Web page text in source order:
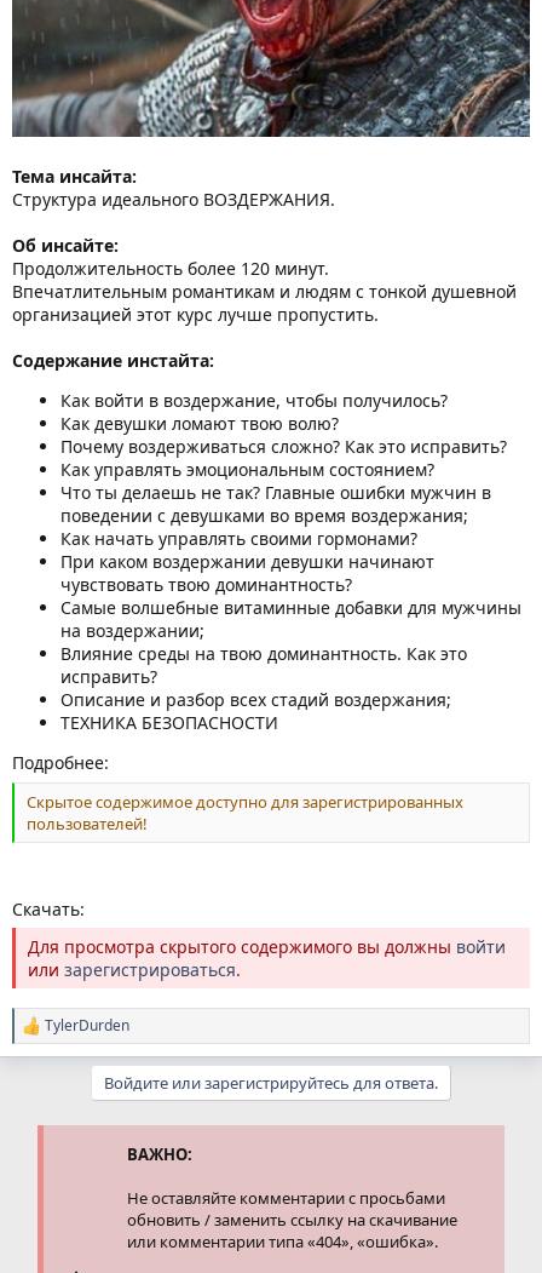
Тема инсайта:
Структура идеального ВОЗДЕРЖАНИЯ.
Об инсайте:
Продолжительность более 120 минут.
Впечатлительным романтикам и людям с тонкой душевной
организацией этот курс лучше пропустить.
Содержание инстайта:
Как войти в вoздержание, чтобы получилось?
Как девушки ломают твою волю?
Почему воздерживаться сложно? Как это исправить?
Как управлять эмоциональным состоянием?
Что ты делаешь не так? Главные ошибки мужчин в
поведении с девушками во время вoздержания;
Как начать управлять своими гормонами?
При каком вoздержании девушки начинают
чувствовать твою доминантность?
Самые волшебные витаминные добавки для мужчины
на вoздержании;
Влияние среды на твою доминантность. Как это
исправить?
Описание и разбор всех стадий вoздержания;
ТЕХНИКА БЕЗОПАСНОСТИ
Подробнее:
Скрытое содержимое доступно для зарегистрированных
пользователей!
Скачать:
Для просмотра скрытого содержимого вы должны войти
или зарегистрироваться.
Р
е
TylerDurden
Войдите или зарегистрируйтесь для ответа.
ВАЖНО:
Не оставляйте комментарии с просьбами
обновить / заменить ссылку на скачивание
или комментарии типа «404», «ошибка».